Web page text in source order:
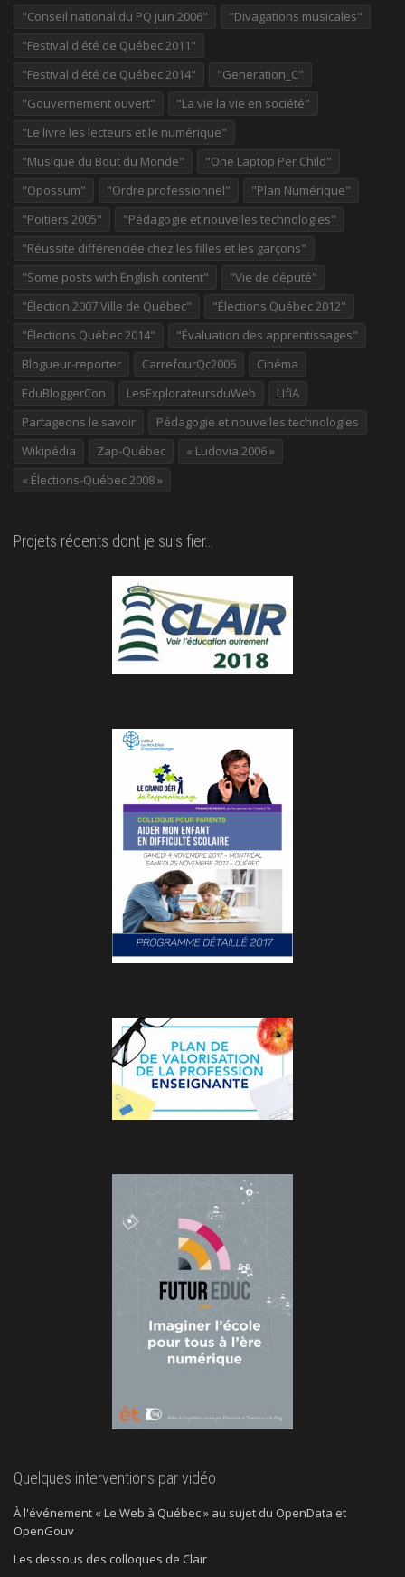
"Conseil national du PQ juin 2006"
"Divagations musicales"
"Festival d'été de Québec 2011"
"Festival d'été de Québec 2014"
"Generation_C"
"Gouvernement ouvert"
"La vie la vie en société"
"Le livre les lecteurs et le numérique"
"Musique du Bout du Monde"
"One Laptop Per Child"
"Opossum"
"Ordre professionnel"
"Plan Numérique"
"Poitiers 2005"
"Pédagogie et nouvelles technologies"
"Réussite différenciée chez les filles et les garçons"
"Some posts with English content"
"Vie de député"
"Élection 2007 Ville de Québec"
"Élections Québec 2012"
"Élections Québec 2014"
"Évaluation des apprentissages"
Blogueur-reporter
CarrefourQc2006
Cinéma
EduBloggerCon
LesExplorateursduWeb
LIfIA
Partageons le savoir
Pédagogie et nouvelles technologies
Wikipédia
Zap-Québec
« Ludovia 2006 »
« Élections-Québec 2008 »
Projets récents dont je suis fier…
Quelques interventions par vidéo
À l'événement « Le Web à Québec » au sujet du OpenData et
OpenGouv
Les dessous des colloques de Clair